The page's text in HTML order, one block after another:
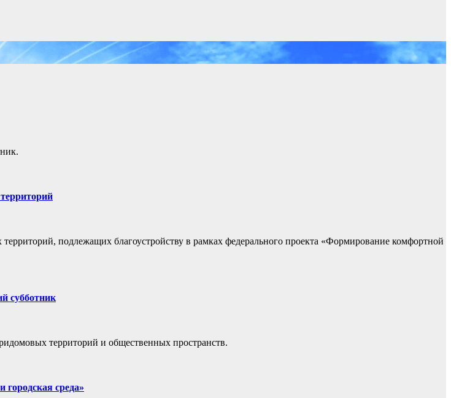
подлежащих благоустройству в рамках федерального проекта «Формирование комфортной
субботник
территорий и общественных пространств.
городская среда»